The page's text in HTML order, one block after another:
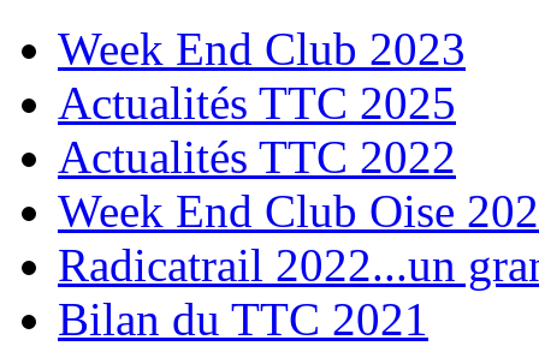
Week End Club 2023
Actualités TTC 2025
Actualités TTC 2022
Week End Club Oise
Radicatrail 2022...un
Bilan du TTC 2021